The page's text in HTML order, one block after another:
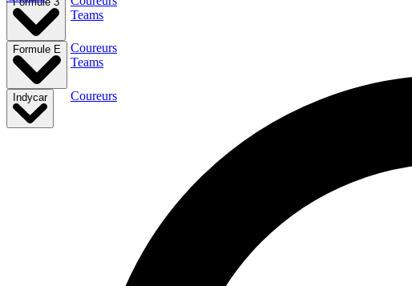
Teams
Formule E
Coureurs
Teams
Indycar Coureurs